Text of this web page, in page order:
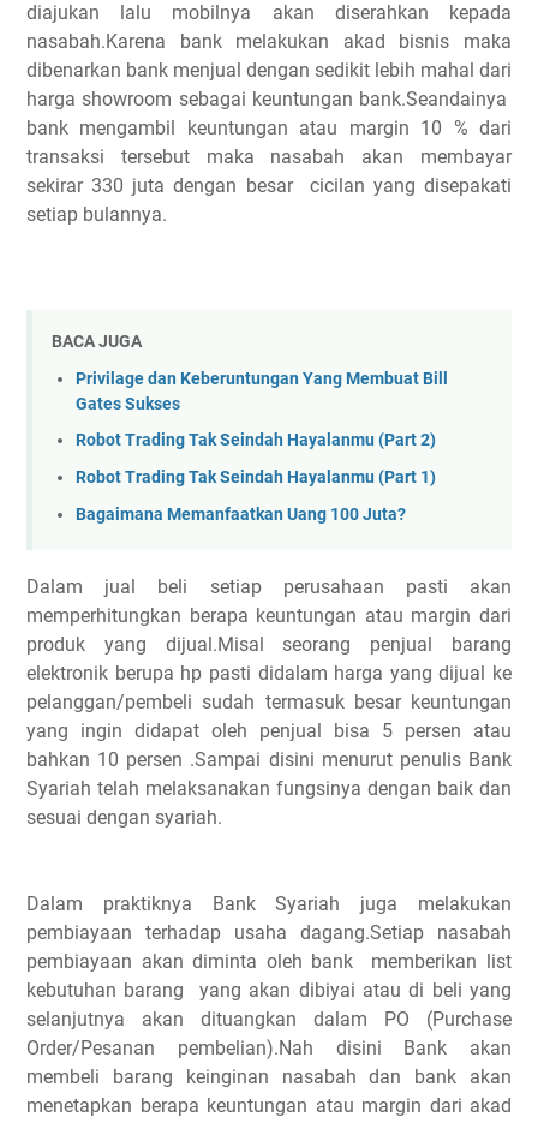
diajukan lalu mobilnya akan diserahkan kepada
nasabah.Karena bank melakukan akad bisnis maka
dibenarkan bank menjual dengan sedikit lebih mahal dari
harga showroom sebagai keuntungan bank.Seandainya
bank mengambil keuntungan atau margin 10 % dari
transaksi tersebut maka nasabah akan membayar
sekirar 330 juta dengan besar cicilan yang disepakati
setiap bulannya.
BACA JUGA
Privilage dan Keberuntungan Yang Membuat Bill
Gates Sukses
Robot Trading Tak Seindah Hayalanmu (Part 2)
Robot Trading Tak Seindah Hayalanmu (Part 1)
Bagaimana Memanfaatkan Uang 100 Juta?
Dalam jual beli setiap perusahaan pasti akan
memperhitungkan berapa keuntungan atau margin dari
produk yang dijual.Misal seorang penjual barang
elektronik berupa hp pasti didalam harga yang dijual ke
pelanggan/pembeli sudah termasuk besar keuntungan
yang ingin didapat oleh penjual bisa 5 persen atau
bahkan 10 persen .Sampai disini menurut penulis Bank
Syariah telah melaksanakan fungsinya dengan baik dan
sesuai dengan syariah.
Dalam praktiknya Bank Syariah juga melakukan
pembiayaan terhadap usaha dagang.Setiap nasabah
pembiayaan akan diminta oleh bank memberikan list
kebutuhan barang yang akan dibiyai atau di beli yang
selanjutnya akan dituangkan dalam PO (Purchase
Order/Pesanan pembelian).Nah disini Bank akan
membeli barang keinginan nasabah dan bank akan
menetapkan berapa keuntungan atau margin dari akad